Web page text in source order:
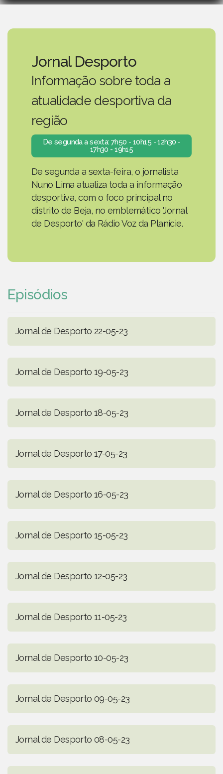
Jornal Desporto
Informação sobre toda a
atualidade desportiva da
região
De segunda a sexta: 7h50 - 10h15 - 12h30 -
17h30 - 19h15
De segunda a sexta-feira, o jornalista
Nuno Lima atualiza toda a informação
desportiva, com o foco principal no
distrito de Beja, no emblemático 'Jornal
de Desporto' da Rádio Voz da Planície.
Episódios
Jornal de Desporto 22-05-23
Jornal de Desporto 19-05-23
Jornal de Desporto 18-05-23
Jornal de Desporto 17-05-23
Jornal de Desporto 16-05-23
Jornal de Desporto 15-05-23
Jornal de Desporto 12-05-23
Jornal de Desporto 11-05-23
Jornal de Desporto 10-05-23
Jornal de Desporto 09-05-23
Jornal de Desporto 08-05-23